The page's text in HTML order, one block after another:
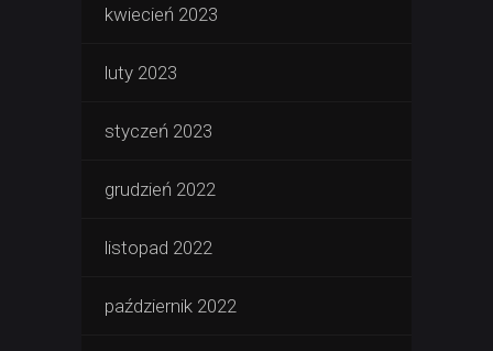
kwiecień 2023
luty 2023
styczeń 2023
grudzień 2022
listopad 2022
październik 2022